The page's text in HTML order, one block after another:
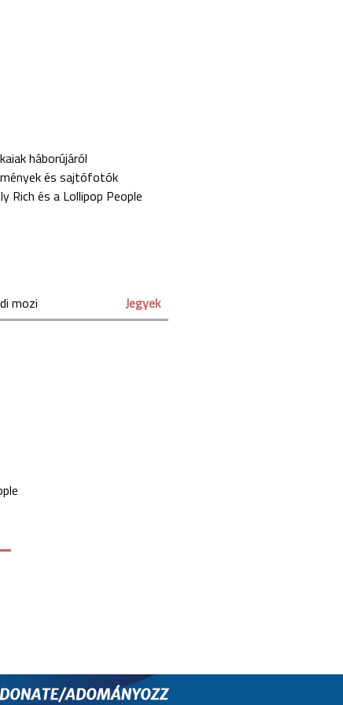
háborújáról
és sajtófotók
Rich és a Lollipop People
mozi Jegyek